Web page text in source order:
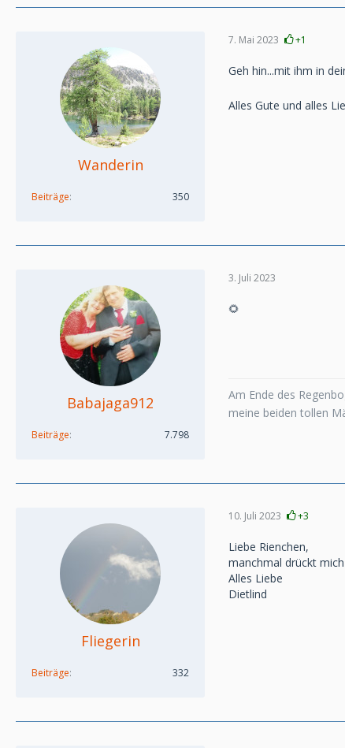
Wanderin
Beiträge 350
7. Mai 2023 +1
Geh hin...mit ihm in
Alles Gute und alles
Babajaga912
Beiträge 7.798
3. Juli 2023
🌻
Am Ende des
meine beiden tollen
Fliegerin
Beiträge 332
10. Juli 2023 +3
Liebe Rienchen,
manchmal drückt
Alles Liebe
Dietlind